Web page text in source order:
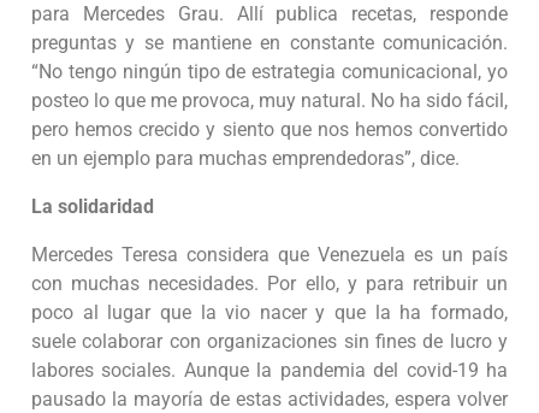
para Mercedes Grau. Allí publica recetas, responde
preguntas y se mantiene en constante comunicación.
“No tengo ningún tipo de estrategia comunicacional, yo
posteo lo que me provoca, muy natural. No ha sido fácil,
pero hemos crecido y siento que nos hemos convertido
en un ejemplo para muchas emprendedoras”, dice.
La solidaridad
Mercedes Teresa considera que Venezuela es un país
con muchas necesidades. Por ello, y para retribuir un
poco al lugar que la vio nacer y que la ha formado,
suele colaborar con organizaciones sin fines de lucro y
labores sociales. Aunque la pandemia del covid-19 ha
pausado la mayoría de estas actividades, espera volver